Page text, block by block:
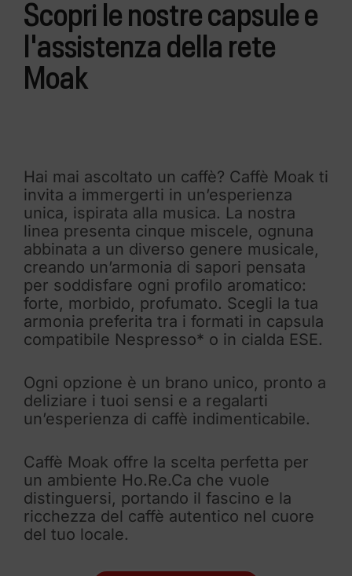
Scopri le nostre capsule e
l'assistenza della rete
Moak
Hai mai ascoltato un caffè? Caffè Moak ti
invita a immergerti in un’esperienza
unica, ispirata alla musica. La nostra
linea presenta cinque miscele, ognuna
abbinata a un diverso genere musicale,
creando un’armonia di sapori pensata
per soddisfare ogni profilo aromatico:
forte, morbido, profumato. Scegli la tua
armonia preferita tra i formati in capsula
compatibile Nespresso* o in cialda ESE.
Ogni opzione è un brano unico, pronto a
deliziare i tuoi sensi e a regalarti
un’esperienza di caffè indimenticabile.
Caffè Moak offre la scelta perfetta per
un ambiente Ho.Re.Ca che vuole
distinguersi, portando il fascino e la
ricchezza del caffè autentico nel cuore
del tuo locale.